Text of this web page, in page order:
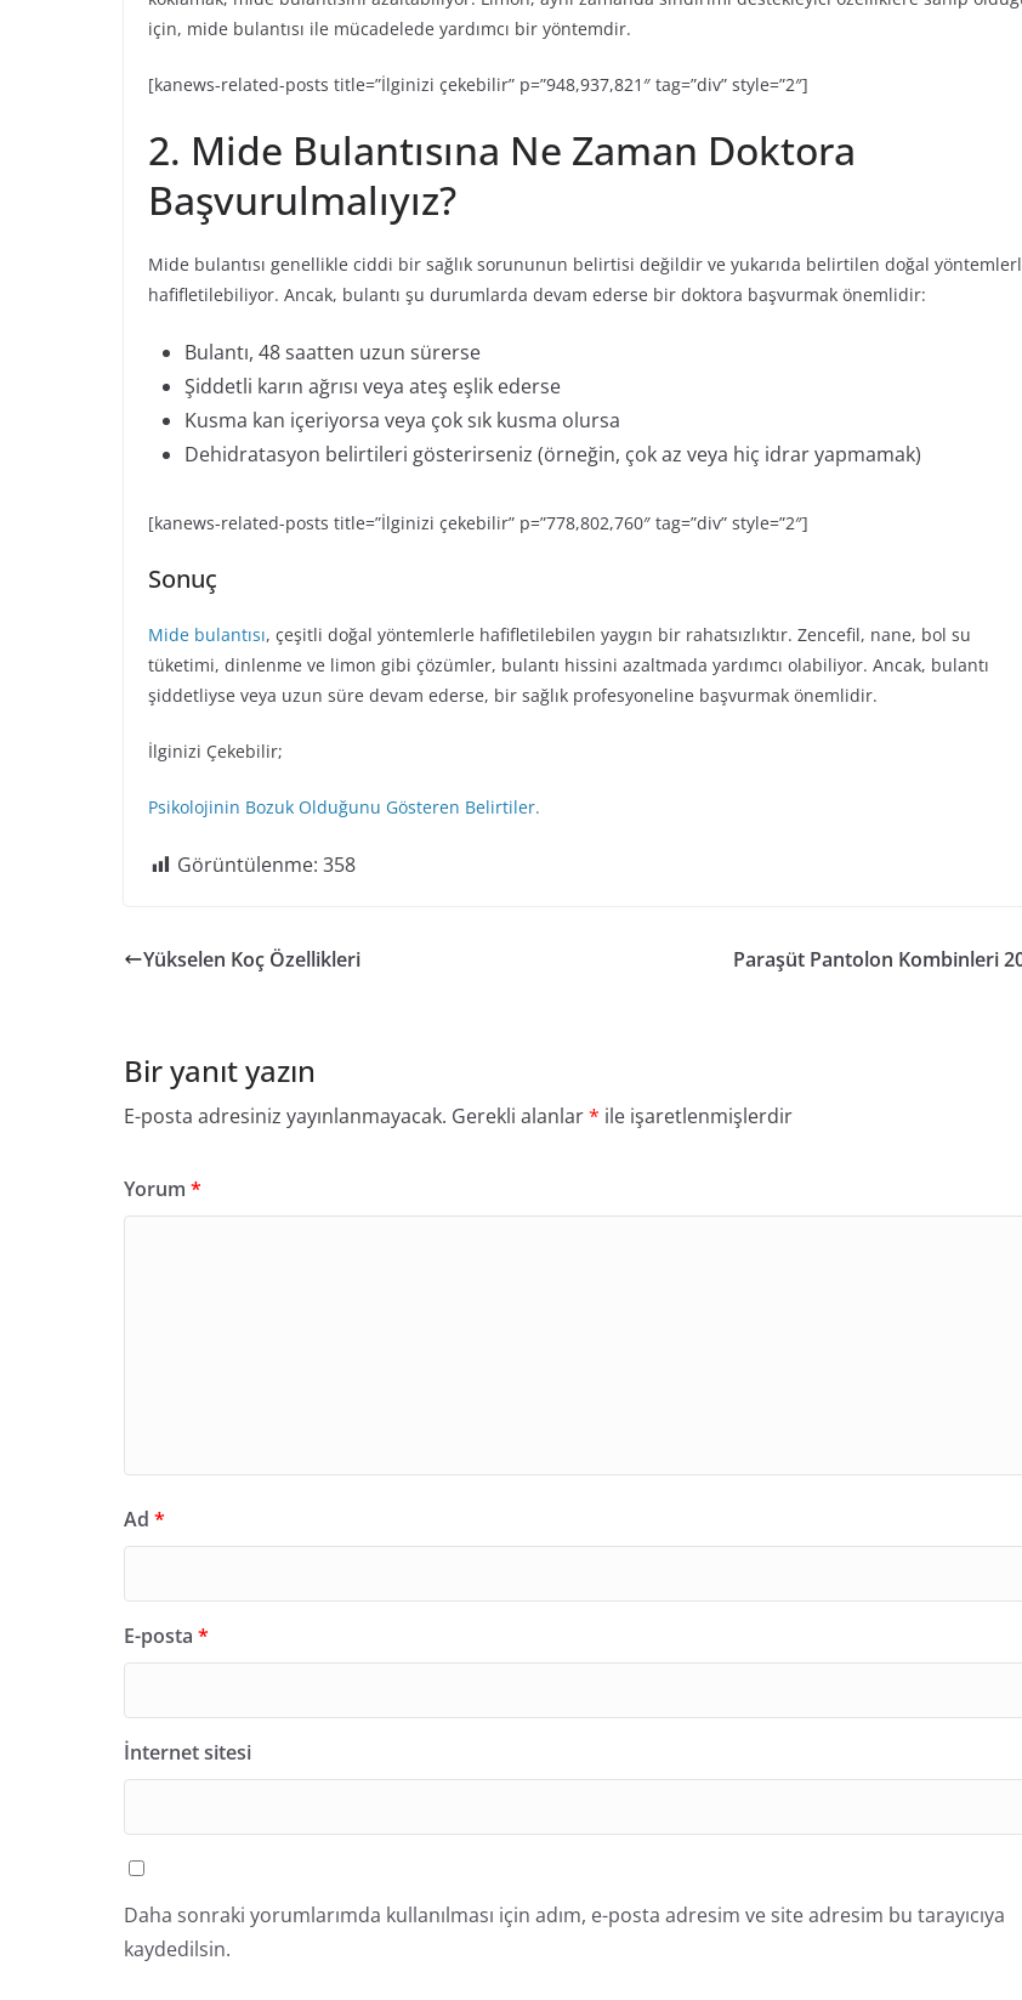
için, mide bulantısı ile mücadelede yardımcı bir yöntemdir.
[kanews-related-posts title=”İlginizi çekebilir” p=”948,937,821″ tag=”div” style=”2″]
2. Mide Bulantısına Ne Zaman Doktora
Başvurulmalıyız?
Mide bulantısı genellikle ciddi bir sağlık sorununun belirtisi değildir ve yukarıda belirtilen doğal
hafifletilebiliyor. Ancak, bulantı şu durumlarda devam ederse bir doktora başvurmak önemlidir:
Bulantı, 48 saatten uzun sürerse
Şiddetli karın ağrısı veya ateş eşlik ederse
Kusma kan içeriyorsa veya çok sık kusma olursa
Dehidratasyon belirtileri gösterirseniz (örneğin, çok az veya hiç idrar yapmamak)
[kanews-related-posts title=”İlginizi çekebilir” p=”778,802,760″ tag=”div” style=”2″]
Sonuç
Mide bulantısı, çeşitli doğal yöntemlerle hafifletilebilen yaygın bir rahatsızlıktır. Zencefil, nane, bol su
tüketimi, dinlenme ve limon gibi çözümler, bulantı hissini azaltmada yardımcı olabiliyor. Ancak, bulantı
şiddetliyse veya uzun süre devam ederse, bir sağlık profesyoneline başvurmak önemlidir.
İlginizi Çekebilir;
Psikolojinin Bozuk Olduğunu Gösteren Belirtiler.
Görüntülenme: 358
Yükselen Koç Özellikleri Paraşüt Pantolon Kombinleri
Bir yanıt yazın
E-posta adresiniz yayınlanmayacak. Gerekli alanlar* ile işaretlenmişlerdir
Yorum *
Ad *
E-posta *
İnternet sitesi
Daha sonraki yorumlarımda kullanılması için adım, e-posta adresim ve site adresim bu tarayıcıya
kaydedilsin.